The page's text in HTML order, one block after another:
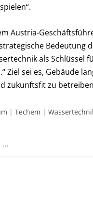
Austria-
Bedeutung
als Schlüssel
Ziel sei es, Gebäude
zukunftsfit zu
|Techem |